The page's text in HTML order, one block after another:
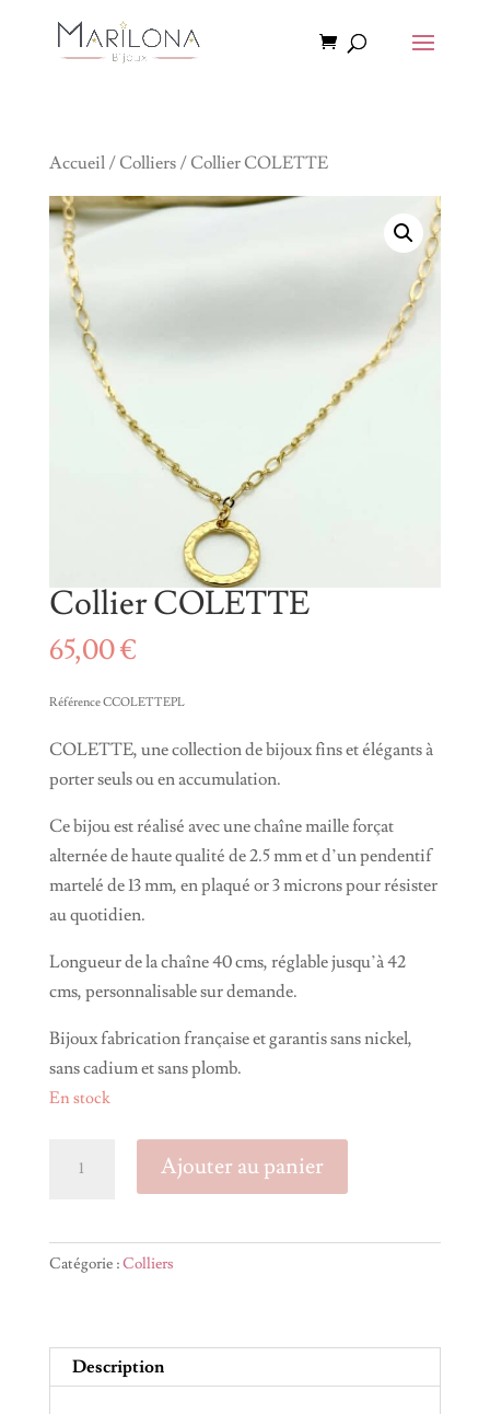
Accueil/ Colliers/ Collier COLETTE
Collier COLETTE
65,00€
Référence CCOLETTEPL
COLETTE, une collection de bijoux fins et élégants à
porter seuls ou en accumulation.
Ce bijou est réalisé avec une chaîne maille forçat
alternée de haute qualité de 2.5 mm et d’un pendentif
martelé de 13 mm, en plaqué or 3 microns pour résister
au quotidien.
Longueur de la chaîne 40 cms, réglable jusqu’à 42
cms, personnalisable sur demande.
Bijoux fabrication française et garantis sans nickel,
sans cadium et sans plomb.
En stock
COLETTE
Ajouter au panier
Catégorie :Colliers
Description